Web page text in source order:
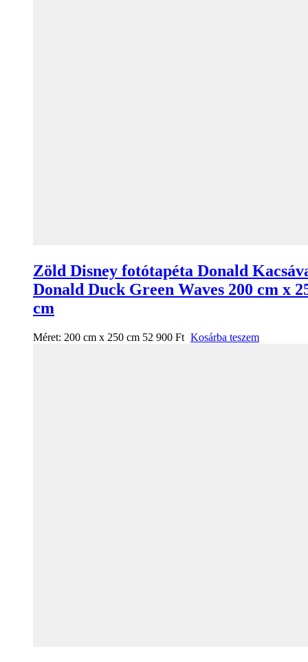
Zöld Disney fotótapéta Donald
Donald Duck Green Waves 200 cm x
cm
Méret: 200 cm x 250 cm 52 900 Ft Kosárba teszem